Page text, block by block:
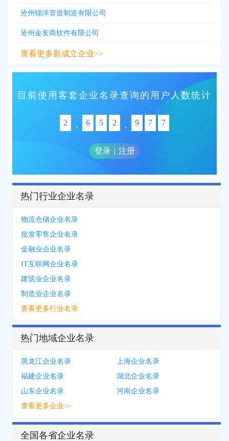
沧州锦洋管道制造有限公司
沧州金友商软件有限公司
查看更多新成立企业>>
目前使用客套企业名录查询的用户人数统计
2 , 6 5 2 , 9 7 7
登录 | 注册
热门行业企业名录
物流仓储企业名录
批发零售企业名录
金融业企业名录
IT互联网企业名录
建筑业企业名录
制造业企业名录
查看更多行业名录
热门地域企业名录
黑龙江企业名录
上海企业名录
福建企业名录
湖北企业名录
山东企业名录
河南企业名录
查看更多企业>>
全国各省企业名录